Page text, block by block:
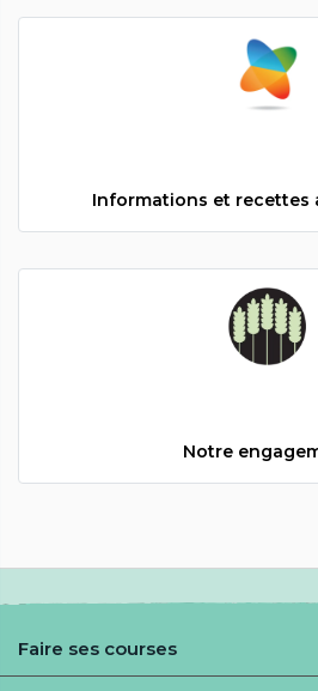
Informations et recettes
Notre
Faire ses courses